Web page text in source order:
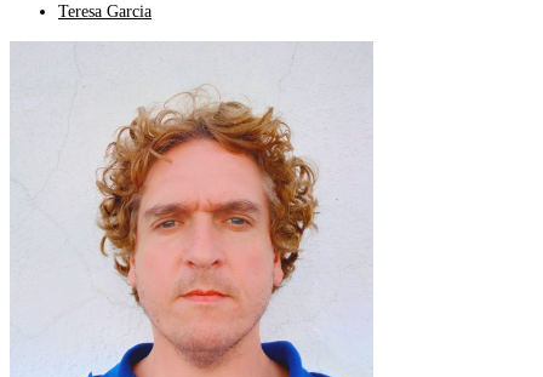
Teresa Garcia